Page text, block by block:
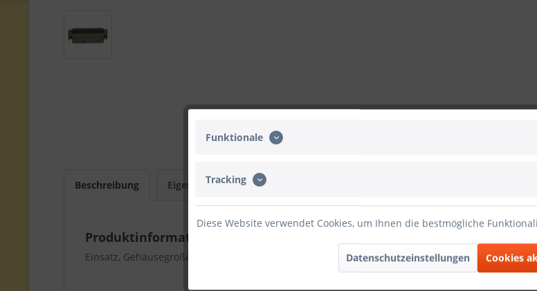
Beschreibung Eigenschaften Gehäuse
Produktinformationen "Conmate HD-EE46M"
Einsatz, Gehäusegröße 24B, 46 Pole +PE, männlich, für Crimpkontakte Typ E, Zolltarifnummer:
Funktionale
Tracking
Diese Website verwendet Cookies, um Ihnen die bestmögliche
Datenschutzeinstellungen Cookies